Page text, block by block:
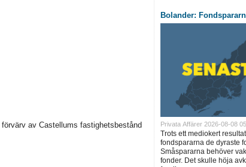
av Castellums fastighetsbestånd
Bolander:
Privata Affärer 2026-08-08
Trots ett mediokert
fondspararna de dyraste
Småspararna behöver
fonder. Det skulle höja